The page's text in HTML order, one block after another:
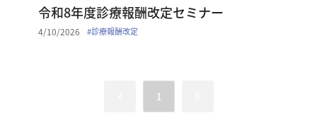
令和8年度診療報酬改定セミナー
4/10/2026 #診療報酬改定
1